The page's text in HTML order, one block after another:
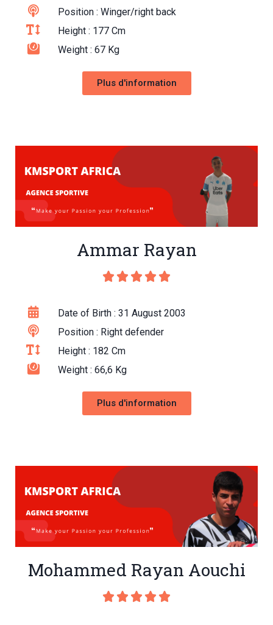
Position : Winger/right back
Height : 177 Cm
Weight : 67 Kg
Plus d'information
Ammar Rayan
    
Date of Birth : 31 August 2003
Position : Right defender
Height : 182 Cm
Weight : 66,6 Kg
Plus d'information
Mohammed Rayan Aouchi
    